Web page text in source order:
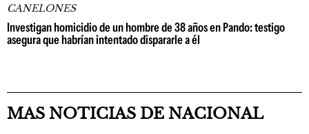
CANELONES
Investigan homicidio de un hombre de 38 años en Pando: testigo
asegura que habrían intentado dispararle a él
MAS NOTICIAS DE NACIONAL